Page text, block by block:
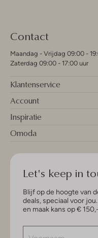
Contact
Maandag - Vrijdag 09:00 -
Zaterdag 09:00 - 17:00 uur
Klantenservice
Account
Inspiratie
Omoda
Let's keep in
Blijf op de hoogte van
deals, speciaal voor
en maak kans op €